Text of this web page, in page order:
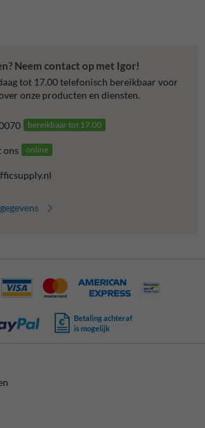
Neem contact op met Igor!
tot 17.00 telefonisch bereikbaar voor
onze producten en diensten.
bereikbaar tot 17.00
ons online
Betaling achteraf
is mogelijk